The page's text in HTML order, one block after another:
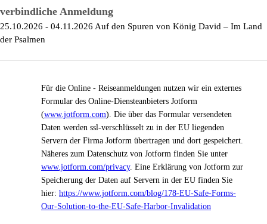
verbindliche Anmeldung
25.10.2026 - 04.11.2026 Auf den Spuren von König David – Im Land
der Psalmen
Für die Online - Reiseanmeldungen nutzen wir ein externes
Formular des Online-Diensteanbieters Jotform
(www.jotform.com). Die über das Formular versendeten
Daten werden ssl-verschlüsselt zu in der EU liegenden
Servern der Firma Jotform übertragen und dort gespeichert.
Näheres zum Datenschutz von Jotform finden Sie unter
www.jotform.com/privacy. Eine Erklärung von Jotform zur
Speicherung der Daten auf Servern in der EU finden Sie
hier: https://www.jotform.com/blog/178-EU-Safe-Forms-
Our-Solution-to-the-EU-Safe-Harbor-Invalidation